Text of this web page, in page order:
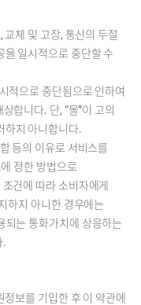
교체 및 고장, 통신의 두절
을 일시적으로 중단할 수
적으로 중단됨으로 인하여
합니다. 단, “몰”이 고의
하지 아니합니다.
등의 이유로 서비스를
정한 방법으로
건에 따라 소비자에게
하지 아니한 경우에는
되는 통화가치에 상응하는
.
보를 기입한 후 이 약관에